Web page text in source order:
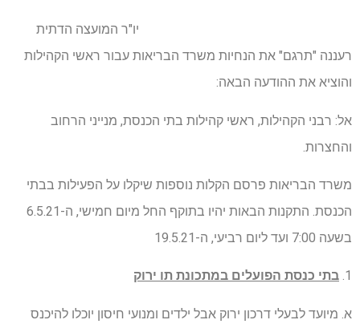
יו"ר המועצה הדתית
רעננה "תרגם" את הנחיות משרד הבריאות עבור ראשי הקהילות
והוציא את ההודעה הבאה:
אל: רבני הקהילות, ראשי קהילות בתי הכנסת, מנייני הרחוב
והחצרות.
משרד הבריאות פרסם הקלות נוספות שיקלו על הפעילות בבתי
הכנסת. התקנות הבאות יהיו בתוקף החל מיום חמישי, ה-6.5.21
בשעה 7:00 ועד ליום רביעי, ה-19.5.21
1. בתי כנסת הפועלים במתכונת תו ירוק
א. מיועד לבעלי דרכון ירוק אבל ילדים ומנועי חיסון יוכלו להיכנס